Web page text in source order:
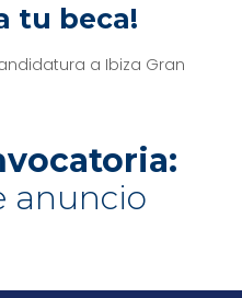
tu beca!
a Ibiza Gran
anuncio